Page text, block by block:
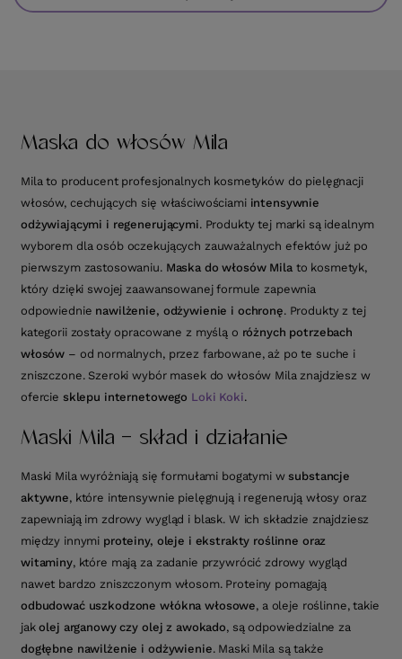
Maska do włosów Mila
Mila to producent profesjonalnych kosmetyków do pielęgnacji
włosów, cechujących się właściwościami intensywnie
odżywiającymi i regenerującymi. Produkty tej marki są idealnym
wyborem dla osób oczekujących zauważalnych efektów już po
pierwszym zastosowaniu. Maska do włosów Milato kosmetyk,
który dzięki swojej zaawansowanej formule zapewnia
odpowiednie nawilżenie, odżywienie i ochronę. Produkty z tej
kategorii zostały opracowane z myślą o różnych potrzebach
włosów – od normalnych, przez farbowane, aż po te suche i
zniszczone. Szeroki wybór masek do włosów Mila znajdziesz w
ofercie sklepu internetowego Loki Koki.
Maski Mila - skład i działanie
Maski Mila wyróżniają się formułami bogatymi wsubstancje
aktywne, które intensywnie pielęgnują i regenerują włosy oraz
zapewniają im zdrowy wygląd i blask. W ich składzie znajdziesz
między innymi proteiny, oleje i ekstrakty roślinne oraz
witaminy, które mają za zadanie przywrócić zdrowy wygląd
nawet bardzo zniszczonym włosom. Proteiny pomagają
odbudować uszkodzone włókna włosowe, a oleje roślinne, takie
jakolej arganowy czy olej z awokado, są odpowiedzialne za
dogłębne nawilżenie i odżywienie. Maski Mila są także